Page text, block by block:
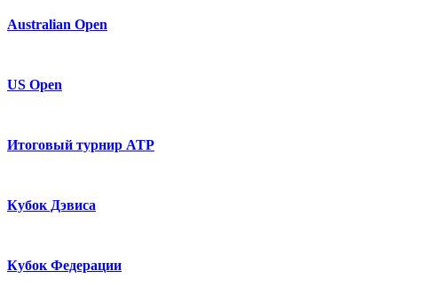
Australian Open
US Open
Итоговый турнир ATP
Кубок Дэвиса
Кубок Федерации